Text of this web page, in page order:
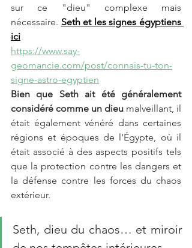
sur ce "dieu" complexe mais
nécessaire. Seth et les signes égyptiens
ici
https://www.say-
geomancie.com/post/connais-tu-ton-
signe-astro-egyptien
Bien que Seth ait été généralement
considéré comme un dieu malveillant, il
était également vénéré dans certaines
régions et époques de l'Égypte, où il
était associé à des aspects positifs tels
que la protection contre les dangers et
la défense contre les forces du chaos
extérieur.
Seth, dieu du chaos… et miroir